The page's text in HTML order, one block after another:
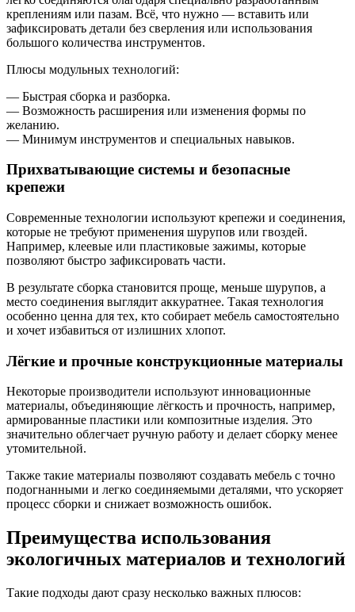
креплениям или пазам. Всё, что нужно — вставить или
зафиксировать детали без сверления или использования
большого количества инструментов.
Плюсы модульных технологий:
— Быстрая сборка и разборка.
— Возможность расширения или изменения формы по
желанию.
— Минимум инструментов и специальных навыков.
Прихватывающие системы и безопасные
крепежи
Современные технологии используют крепежи и соединения,
которые не требуют применения шурупов или гвоздей.
Например, клеевые или пластиковые зажимы, которые
позволяют быстро зафиксировать части.
В результате сборка становится проще, меньше шурупов, а
место соединения выглядит аккуратнее. Такая технология
особенно ценна для тех, кто собирает мебель самостоятельно
и хочет избавиться от излишних хлопот.
Лёгкие и прочные конструкционные материалы
Некоторые производители используют инновационные
материалы, объединяющие лёгкость и прочность, например,
армированные пластики или композитные изделия. Это
значительно облегчает ручную работу и делает сборку менее
утомительной.
Также такие материалы позволяют создавать мебель с точно
подогнанными и легко соединяемыми деталями, что ускоряет
процесс сборки и снижает возможность ошибок.
Преимущества использования
экологичных материалов и технологий
Такие подходы дают сразу несколько важных плюсов: